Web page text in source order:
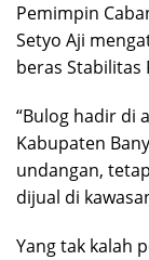
Pemimpin
Setyo Aji
beras Stabilitas
“Bulog hadir di
Kabupaten
undangan,
dijual di
Yang tak kalah